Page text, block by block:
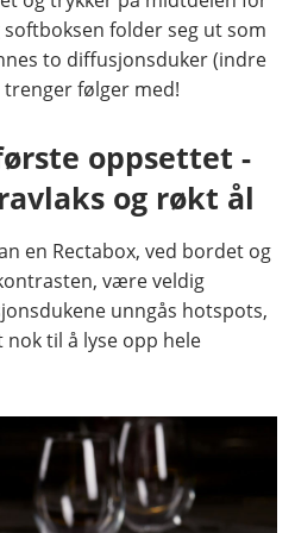
folder seg ut som
to diffusjonsduker (indre
følger med!
oppsettet -
og røkt ål
en Rectabox, ved bordet og
være veldig
unngås hotspots,
til å lyse opp hele